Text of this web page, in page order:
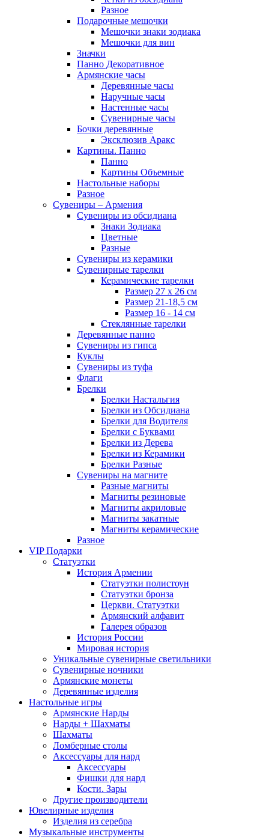
Разное
Подарочные мешочки
Мешочки знаки зодиака
Мешочки для вин
Значки
Панно Декоративное
Армянские часы
Деревянные часы
Наручные часы
Настенные часы
Сувенирные часы
Бочки деревянные
Эксклюзив Аракс
Картины. Панно
Панно
Картины Объемные
Настольные наборы
Разное
Сувениры – Армения
Сувениры из обсидиана
Знаки Зодиака
Цветные
Разные
Сувениры из керамики
Сувенирные тарелки
Керамические тарелки
Размер 27 х 26 см
Размер 21-18,5 см
Размер 16 - 14 см
Стеклянные тарелки
Деревянные панно
Сувениры из гипса
Куклы
Сувениры из туфа
Флаги
Брелки
Брелки Настальгия
Брелки из Обсидиана
Брелки для Водителя
Брелки с Буквами
Брелки из Дерева
Брелки из Керамики
Брелки Разные
Сувениры на магните
Разные магниты
Магниты резиновые
Магниты акриловые
Магниты закатные
Магниты керамические
Разное
VIP Подарки
Статуэтки
История Армении
Статуэтки полистоун
Статуэтки бронза
Церкви. Статуэтки
Армянский алфавит
Галерея образов
История России
Мировая история
Уникальные сувенирные светильники
Сувенирные ночники
Армянские монеты
Деревянные изделия
Настольные игры
Армянские Нарды
Нарды + Шахматы
Шахматы
Ломберные столы
Аксессуары для нард
Аксессуары
Фишки для нард
Кости. Зары
Другие производители
Ювелирные изделия
Изделия из серебра
Музыкальные инструменты